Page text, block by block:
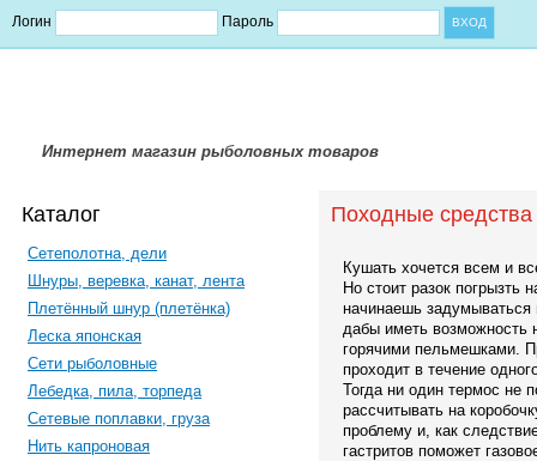
Логин Пароль
Интернет магазин рыболовных товаров
Каталог
Сетеполотна, дели
Шнуры, веревка, канат, лента
Плетённый шнур (плетёнка)
Леска японская
Сети рыболовные
Лебедка, пила, торпеда
Сетевые поплавки, груза
Нить капроновая
Походные
Кушать хочется всем и
Но стоит разок погрызть
начинаешь задумываться
дабы иметь возможность
горячими пельмешками.
проходит в течение
Тогда ни один термос не
рассчитывать на
проблему и, как
гастритов поможет